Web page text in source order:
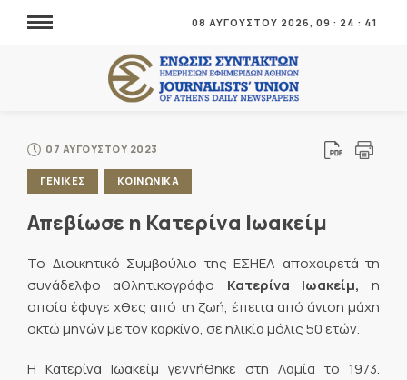
08 ΑΥΓΟΥΣΤΟΥ 2026, 09 : 24 : 42
07 ΑΥΓΟΥΣΤΟΥ 2023
ΓΕΝΙΚΕΣ ΚΟΙΝΩΝΙΚΑ
Απεβίωσε η Κατερίνα Ιωακείμ
Το Διοικητικό Συμβούλιο της ΕΣΗΕΑ αποχαιρετά τη
συνάδελφο αθλητικογράφο Κατερίνα Ιωακείμ, η
οποία έφυγε χθες από τη ζωή, έπειτα από άνιση μάχη
οκτώ μηνών με τον καρκίνο, σε ηλικία μόλις 50 ετών.
Η Κατερίνα Ιωακείμ γεννήθηκε στη Λαμία το 1973.